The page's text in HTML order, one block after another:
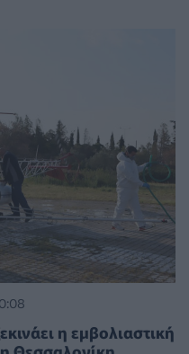
η εμβολιαστική